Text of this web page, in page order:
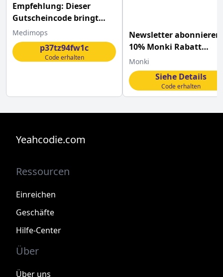
Empfehlung: Dieser
Gutscheincode bringt
15% Rabatt auf
gebrauchte Artikel
Medimops
p37tz94fw1c
Code erhalten
Newsletter abonnieren
10% Monki Rabatt
sichern
Monki
Siehe Details
Code erhalten
Yeahcodie.com
Ressourcen
Einreichen
Geschäfte
Hilfe-Center
Über
Über uns